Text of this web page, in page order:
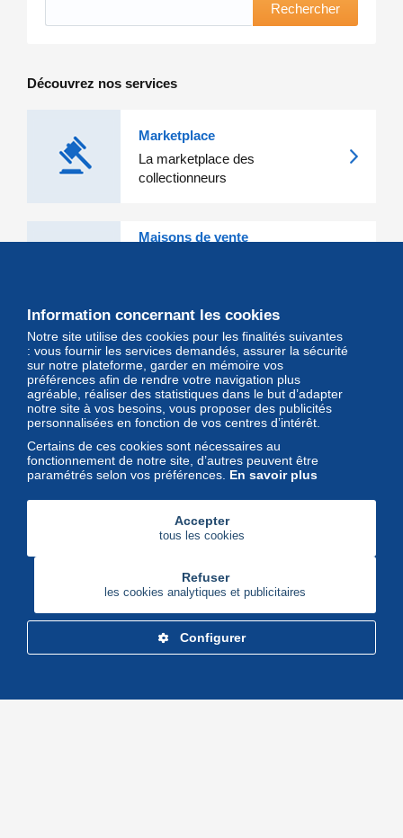
Rechercher
Découvrez nos services
Marketplace
La marketplace des
collectionneurs
Maisons de vente
Magazine
Un regard unique et décalé sur
l'univers des timbres et leurs
collectionneurs
Delcampe Corporate
Information concernant les cookies
Notre site utilise des cookies pour les finalités suivantes
: vous fournir les services demandés, assurer la sécurité
sur notre plateforme, garder en mémoire vos
préférences afin de rendre votre navigation plus
agréable, réaliser des statistiques dans le but d’adapter
notre site à vos besoins, vous proposer des publicités
personnalisées en fonction de vos centres d’intérêt.
Certains de ces cookies sont nécessaires au
fonctionnement de notre site, d’autres peuvent être
paramétrés selon vos préférences. En savoir plus
Accepter
tous les cookies
Refuser
les cookies analytiques et publicitaires
Configurer